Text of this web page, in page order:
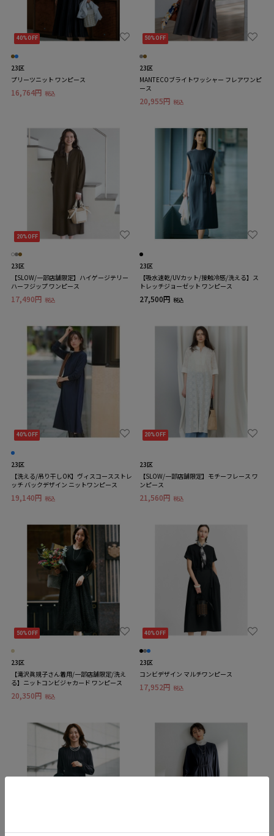
40%OFF
23区
プリーツニット ワンピース
16,764円 税込
50%OFF
23区
MANTECOブライトワッシャー フレアワンピ
ース
20,955円 税込
20%OFF
23区
【SLOW/一部店舗限定】ハイゲージテリー
ハーフジップ ワンピース
17,490円 税込
23区
【吸水速乾/UVカット/接触冷感/洗える】ス
トレッチジョーゼット ワンピース
27,500円 税込
40%OFF
23区
【洗える/吊り干しOK】ヴィスコースストレ
ッチ バックデザイン ニットワンピース
19,140円 税込
20%OFF
23区
【SLOW/一部店舗限定】モチーフレース ワ
ンピース
21,560円 税込
50%OFF
23区
【滝沢眞規子さん着用/一部店舗限定/洗え
る】ニットコンビジャカード ワンピース
20,350円 税込
40%OFF
23区
コンビデザイン マルチワンピース
17,952円 税込
50%OFF